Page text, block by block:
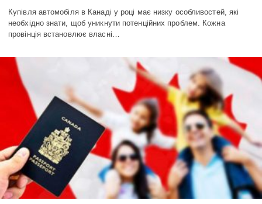
Купівля автомобіля в Канаді у році має низку особливостей, які
необхідно знати, щоб уникнути потенційних проблем. Кожна
провінція встановлює власні…